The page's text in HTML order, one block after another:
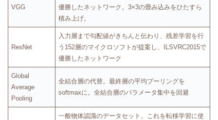
VGG
優勝したネットワーク。3×3の畳み込みをひたすら
積み上げ。
ResNet
入力層まで勾配値がきちんと伝わり、残差学習を行
う152層のマイクロソフトが提案し、ILSVRC2015で
優勝したネットワーク
Global
Average
Pooling
全結合層の代替。最終層の平均プーリングを
softmaxに。全結合層のパラメータ集中を回避
一般物体認識のデータセット。これを転移学習に使